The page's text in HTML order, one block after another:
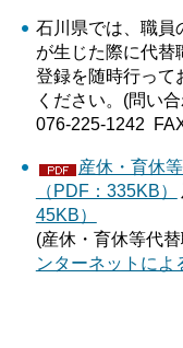
石川県では、職員
が生じた際に代替
登録を随時行って
ください。(問い
076-225-1242
産休・育休
（PDF：335KB）
45KB）
(産休・育休等代
ンターネットによ